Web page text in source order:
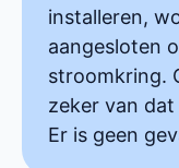
installeren,
aangesloten
stroomkring.
zeker van
Er is geen